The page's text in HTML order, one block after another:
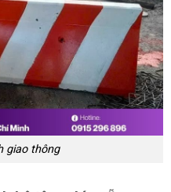
giao thông